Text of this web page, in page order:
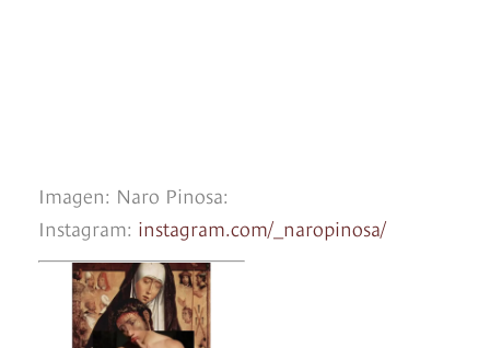
Imagen: Naro Pinosa:
Instagram: instagram.com/_naropinosa/